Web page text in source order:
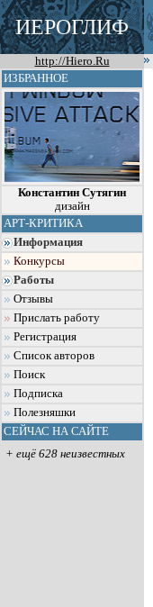
ИЕРОГЛИФ
http://Hiero.Ru
ИЗБРАННОЕ
Константин Сутягин
дизайн
АРТ-КРИТИКА
Информация
Конкурсы
Работы
Отзывы
Прислать работу
Регистрация
Список авторов
Поиск
Подписка
Полезняшки
СЕЙЧАС НА САЙТЕ
+ ещё 628 неизвестных